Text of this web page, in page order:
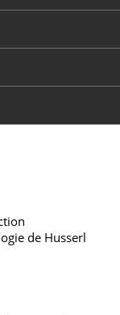
de Husserl